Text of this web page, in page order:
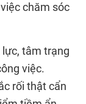
chăm sóc
lực, tâm trạng
việc.
rối thật cẩn